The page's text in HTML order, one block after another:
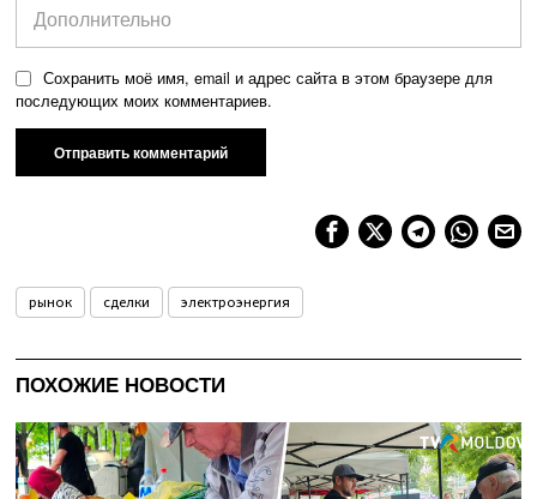
Сохранить моё имя, email и адрес сайта в этом браузере для
последующих моих комментариев.
рынок сделки электроэнергия
ПОХОЖИЕ НОВОСТИ